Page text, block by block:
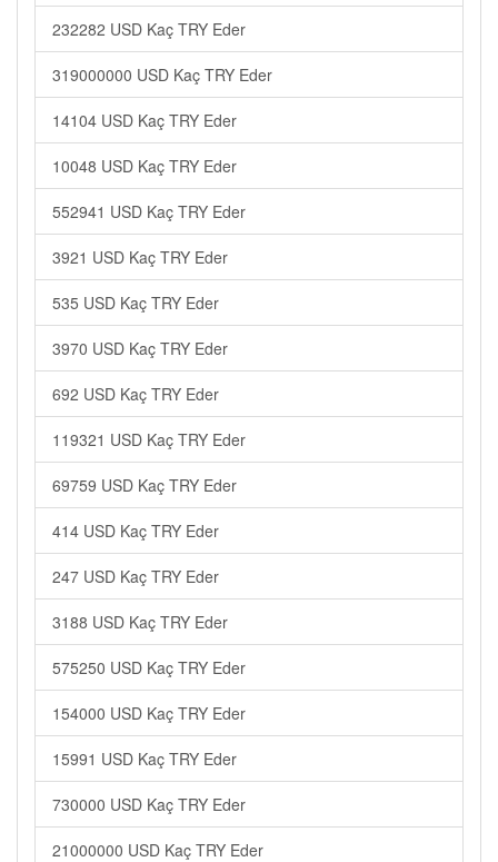
232282 USD Kaç TRY Eder
319000000 USD Kaç TRY Eder
14104 USD Kaç TRY Eder
10048 USD Kaç TRY Eder
552941 USD Kaç TRY Eder
3921 USD Kaç TRY Eder
535 USD Kaç TRY Eder
3970 USD Kaç TRY Eder
692 USD Kaç TRY Eder
119321 USD Kaç TRY Eder
69759 USD Kaç TRY Eder
414 USD Kaç TRY Eder
247 USD Kaç TRY Eder
3188 USD Kaç TRY Eder
575250 USD Kaç TRY Eder
154000 USD Kaç TRY Eder
15991 USD Kaç TRY Eder
730000 USD Kaç TRY Eder
21000000 USD Kaç TRY Eder